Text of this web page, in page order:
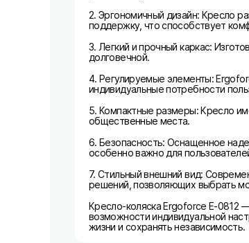
2. Эргономичный дизайн: Кресло
поддержку, что способствует
3. Легкий и прочный каркас:
долговечной.
4. Регулируемые элементы:
индивидуальные потребности
5. Компактные размеры: Кресло
общественные места.
6. Безопасность: Оснащенное
особенно важно для
7. Стильный внешний вид:
решений, позволяющих выбрать
Кресло-коляска Ergoforce E-0812
возможности индивидуальной
жизни и сохранять независимость.